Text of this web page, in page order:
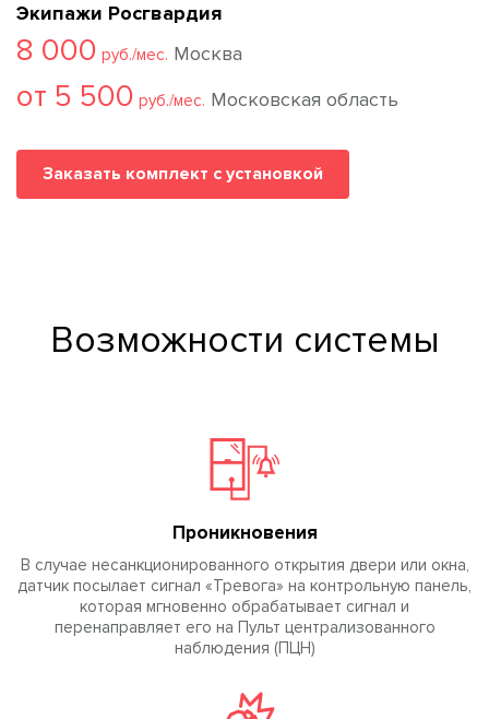
Экипажи Росгвардия
8 000 руб./мес. Москва
от 5 500 руб./мес. Московская область
Заказать комплект с установкой
Возможности системы
Проникновения
В случае несанкционированного открытия двери или окна,
датчик посылает сигнал «Тревога» на контрольную панель,
которая мгновенно обрабатывает сигнал и
перенаправляет его на Пульт централизованного
наблюдения (ПЦН)